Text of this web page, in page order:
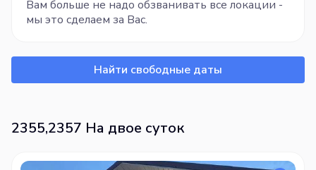
Вам больше не надо обзванивать все локации -
мы это сделаем за Вас.
Найти свободные даты
2355,2357 На двое суток